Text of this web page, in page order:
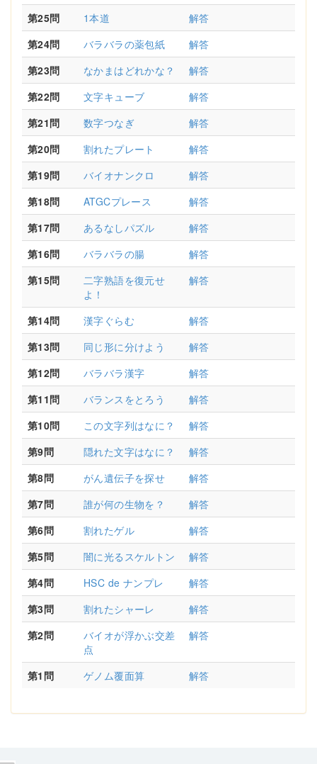
第25問 1本道
解答
第24問
バラバラの薬包紙
解答
第23問
なかまはどれかな？
解答
第22問
文字キューブ
解答
第21問
数字つなぎ
解答
第20問
割れたプレート
解答
第19問
バイオナンクロ
解答
第18問
ATGCプレース
解答
第17問
あるなしパズル
解答
第16問
バラバラの腸
解答
第15問
二字熟語を復元せ
よ！
解答
第14問 漢字ぐらむ
解答
第13問
同じ形に分けよう
解答
第12問
バラバラ漢字
解答
第11問
バランスをとろう
解答
第10問
この文字列はなに？
解答
第9問
隠れた文字はなに？
解答
第8問
がん遺伝子を探せ
解答
第7問
誰が何の生物を？
解答
第6問
割れたゲル
解答
第5問
闇に光るスケルトン
解答
第4問
HSC de ナンプレ
解答
第3問
割れたシャーレ
解答
第2問
バイオが浮かぶ交差
点
解答
第1問 ゲノム覆面算 解答